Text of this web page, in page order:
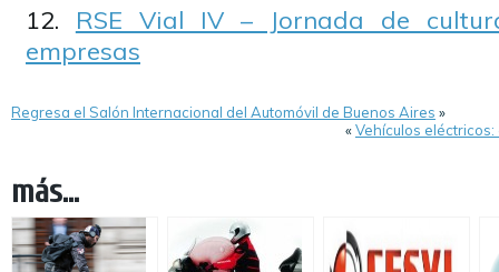
RSE Vial IV – Jornada de
empresas
Regresa el Salón Internacional del Automóvil de Buenos Aires »
«Vehículos
más...